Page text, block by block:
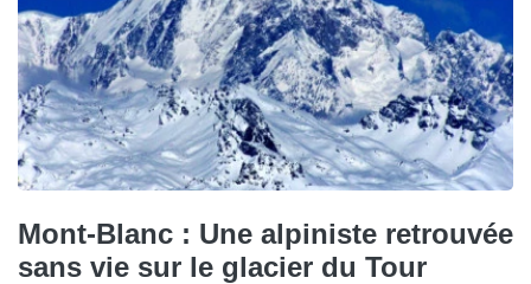
Mont-Blanc : Une alpiniste retrouvée
sans vie sur le glacier du Tour